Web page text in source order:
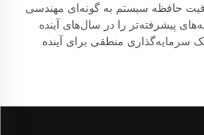
حافظه سیستم به گونه‌ای مهندسی
پیشرفته‌تر را در سال‌های آینده
سرمایه‌گذاری منطقی برای آینده